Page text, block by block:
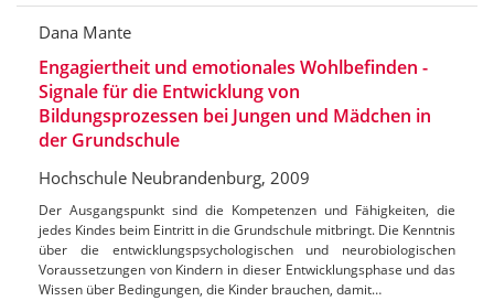
Dana Mante
Engagiertheit und emotionales Wohlbefinden -
Signale für die Entwicklung von
Bildungsprozessen bei Jungen und Mädchen in
der Grundschule
Hochschule Neubrandenburg, 2009
Der Ausgangspunkt sind die Kompetenzen und Fähigkeiten, die
jedes Kindes beim Eintritt in die Grundschule mitbringt. Die Kenntnis
über die entwicklungspsychologischen und neurobiologischen
Voraussetzungen von Kindern in dieser Entwicklungsphase und das
Wissen über Bedingungen, die Kinder brauchen, damit…